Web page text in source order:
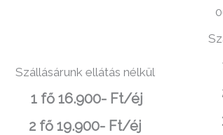
Szállásárunk ellátás nélkül
1 fő 16.900- Ft/éj
2 fő 19.900- Ft/éj